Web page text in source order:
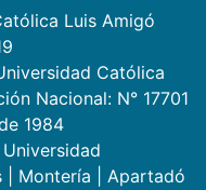
Luis Amigó
Católica
Nacional: N° 17701
1984
Montería
Apartadó